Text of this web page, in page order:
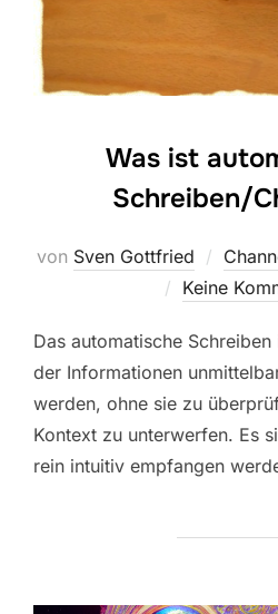
Was ist
Schreiben/
von Sven Gottfried
Keine
Das automatische
der Informationen
werden, ohne sie zu
Kontext zu unterwerfen. Es
rein intuitiv empfangen